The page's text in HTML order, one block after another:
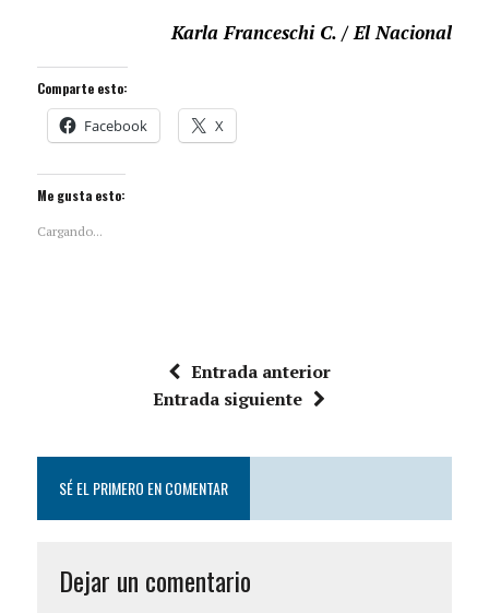
Karla Franceschi C. / El Nacional
Comparte esto:
Facebook X
Me gusta esto:
Cargando...
Entrada anterior
Entrada siguiente
SÉ EL PRIMERO EN COMENTAR
Dejar un comentario